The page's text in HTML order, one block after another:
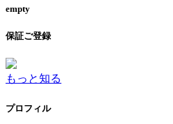
empty
保証ご登録
もっと知る
プロフィル